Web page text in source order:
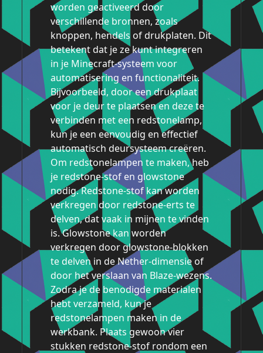
worden geactiveerd door
verschillende bronnen, zoals
knoppen, hendels of drukplaten. Dit
betekent dat je ze kunt integreren
in je Minecraft-systeem voor
automatisering en functionaliteit.
Bijvoorbeeld, door een drukplaat
voor je deur te plaatsen en deze te
verbinden met een redstonelamp,
kun je een eenvoudig en effectief
automatisch deursysteem creëren.
Om redstonelampen te maken, heb
je redstone-stof en glowstone
nodig. Redstone-stof kan worden
verkregen door redstone-erts te
delven, dat vaak in mijnen te vinden
is. Glowstone kan worden
verkregen door glowstone-blokken
te delven in de Nether-dimensie of
door het verslaan van Blaze-wezens.
Zodra je de benodigde materialen
hebt verzameld, kun je
redstonelampen maken in de
werkbank. Plaats gewoon vier
stukken redstone-stof rondom een